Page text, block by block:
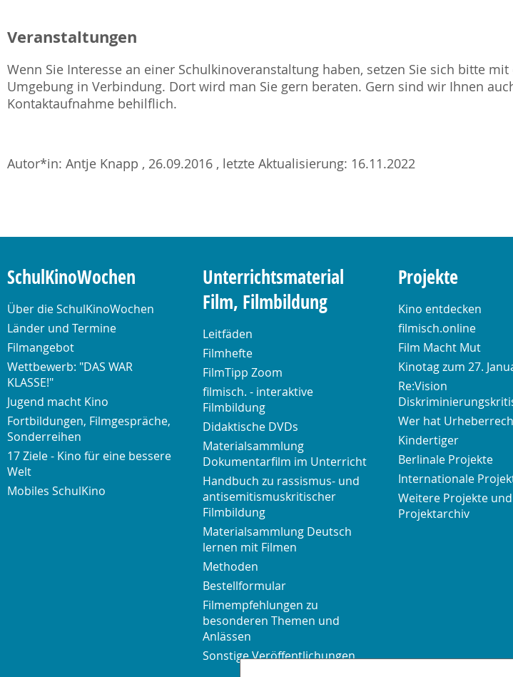
Veranstaltungen
Wenn Sie Interesse an einer Schulkinoveranstaltung haben, setzen Sie sich bitte
Umgebung in Verbindung. Dort wird man Sie gern beraten. Gern sind wir Ihnen
Kontaktaufnahme behilflich.
Autor*in: Antje Knapp , 26.09.2016 , letzte Aktualisierung: 16.11.2022
SchulKinoWochen
Über die SchulKinoWochen
Länder und Termine
Filmangebot
Wettbewerb: "DAS WAR
KLASSE!"
Jugend macht Kino
Fortbildungen, Filmgespräche,
Sonderreihen
17 Ziele - Kino für eine bessere
Welt
Mobiles SchulKino
Unterrichtsmaterial
Film, Filmbildung
Leitfäden
Filmhefte
FilmTipp Zoom
filmisch. - interaktive
Filmbildung
Didaktische DVDs
Materialsammlung
Dokumentarfilm im Unterricht
Handbuch zu rassismus- und
antisemitismuskritischer
Filmbildung
Materialsammlung Deutsch
lernen mit Filmen
Methoden
Bestellformular
Filmempfehlungen zu
besonderen Themen und
Anlässen
Sonstige Veröffentlichungen
Projekte
Kino entdecken
filmisch.online
Film Macht Mut
Kinotag zum 27.
Re:Vision
Wer hat
Kindertiger
Berlinale Projekte
Internationale
Weitere Projekte und
Projektarchiv